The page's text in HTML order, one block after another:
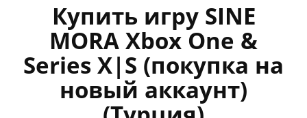
Купить игру SINE
MORA Xbox One &
Series X|S (покупка на
новый аккаунт)